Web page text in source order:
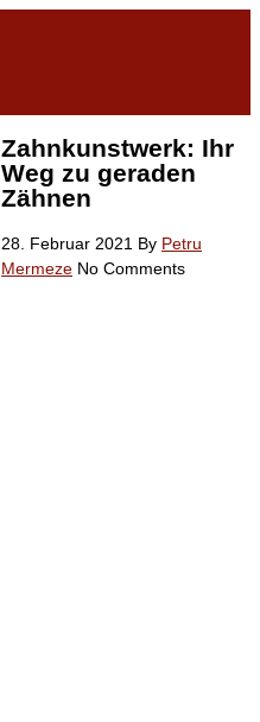
Zahnkunstwerk: Ihr
Weg zu geraden
Zähnen
28. Februar 2021 By Petru
Mermeze No Comments